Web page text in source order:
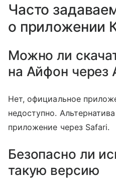
Часто
о приложении
Можно ли
на Айфон через
Нет, официальное
недоступно.
приложение через Safari.
Безопасно ли
такую версию